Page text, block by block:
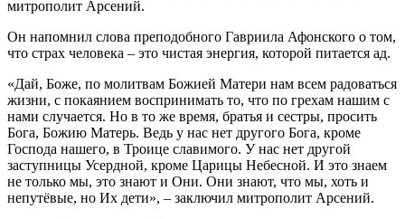
митрополит Арсений.
Он напомнил слова преподобного Гавриила Афонского о том,
что страх человека – это чистая энергия, которой питается ад.
«Дай, Боже, по молитвам Божией Матери нам всем радоваться
жизни, с покаянием воспринимать то, что по грехам нашим с
нами случается. Но в то же время, братья и сестры, просить
Бога, Божию Матерь. Ведь у нас нет другого Бога, кроме
Господа нашего, в Троице славимого. У нас нет другой
заступницы Усердной, кроме Царицы Небесной. И это знаем
не только мы, это знают и Они. Они знают, что мы, хоть и
непутёвые, но Их дети», – заключил митрополит Арсений.